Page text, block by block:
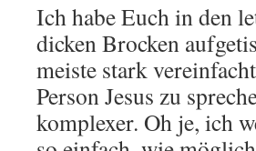
Ich habe Euch in den
dicken Brocken
meiste stark
Person Jesus zu
komplexer. Oh je, ich